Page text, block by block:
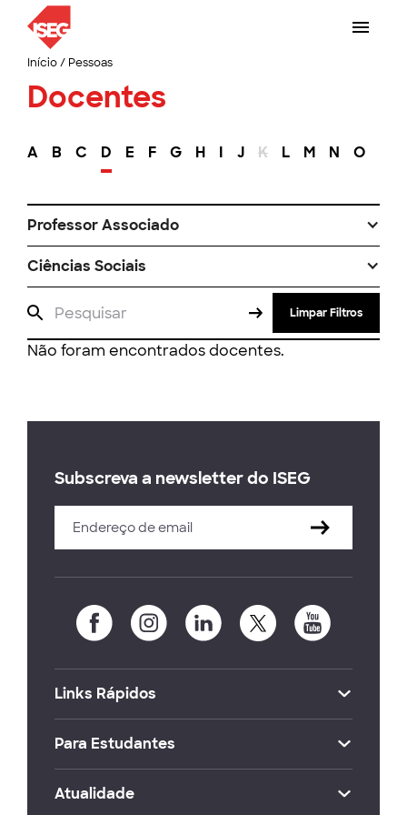
Início/ Pessoas
Docentes
A B C D E F G H I J K L M N O
Professor Associado
Ciências Sociais
Limpar Filtros
Não foram encontrados docentes.
Subscreva a newsletter do ISEG
Links Rápidos
Para Estudantes
Atualidade